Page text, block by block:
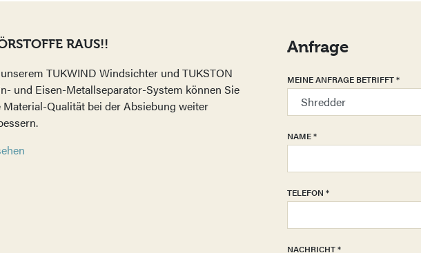
RAUS!!
TUKWIND Windsichter und TUKSTON
und Eisen-Metallseparator-System können Sie
Material-Qualität bei der Absiebung weiter
Anfrage
MEINE ANFRAGE BETRIFFT*
NAME*
TELEFON *
NACHRICHT*